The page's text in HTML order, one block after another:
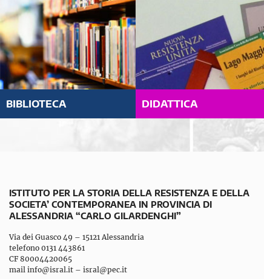
BIBLIOTECA DIDATTICA
ISTITUTO PER LA STORIA DELLA RESISTENZA E DELLA
SOCIETA’ CONTEMPORANEA IN PROVINCIA DI
ALESSANDRIA “CARLO GILARDENGHI”
Via dei Guasco 49 – 15121 Alessandria
telefono 0131 443861
CF 80004420065
mail info@isral.it – isral@pec.it